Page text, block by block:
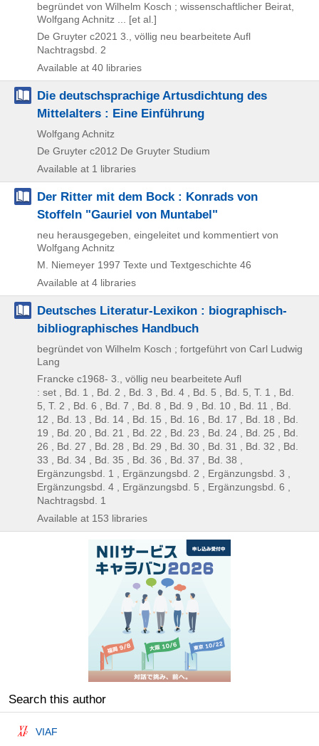
begründet von Wilhelm Kosch ; wissenschaftlicher Beirat,
Wolfgang Achnitz ... [et al.]
De Gruyter c2021 3., völlig neu bearbeitete Aufl
Nachtragsbd. 2
Available at 40 libraries
Die deutschsprachige Artusdichtung des
Mittelalters : Eine Einführung
Wolfgang Achnitz
De Gruyter c2012 De Gruyter Studium
Available at 1 libraries
Der Ritter mit dem Bock : Konrads von
Stoffeln "Gauriel von Muntabel"
neu herausgegeben, eingeleitet und kommentiert von
Wolfgang Achnitz
M. Niemeyer 1997 Texte und Textgeschichte 46
Available at 4 libraries
Deutsches Literatur-Lexikon : biographisch-
bibliographisches Handbuch
begründet von Wilhelm Kosch ; fortgeführt von Carl Ludwig
Lang
Francke c1968- 3., völlig neu bearbeitete Aufl
: set , Bd. 1 , Bd. 2 , Bd. 3 , Bd. 4 , Bd. 5 , Bd. 5, T. 1 , Bd.
5, T. 2 , Bd. 6 , Bd. 7 , Bd. 8 , Bd. 9 , Bd. 10 , Bd. 11 , Bd.
12 , Bd. 13 , Bd. 14 , Bd. 15 , Bd. 16 , Bd. 17 , Bd. 18 , Bd.
19 , Bd. 20 , Bd. 21 , Bd. 22 , Bd. 23 , Bd. 24 , Bd. 25 , Bd.
26 , Bd. 27 , Bd. 28 , Bd. 29 , Bd. 30 , Bd. 31 , Bd. 32 , Bd.
33 , Bd. 34 , Bd. 35 , Bd. 36 , Bd. 37 , Bd. 38 ,
Ergänzungsbd. 1 , Ergänzungsbd. 2 , Ergänzungsbd. 3 ,
Ergänzungsbd. 4 , Ergänzungsbd. 5 , Ergänzungsbd. 6 ,
Nachtragsbd. 1
Available at 153 libraries
Search this author
VIAF